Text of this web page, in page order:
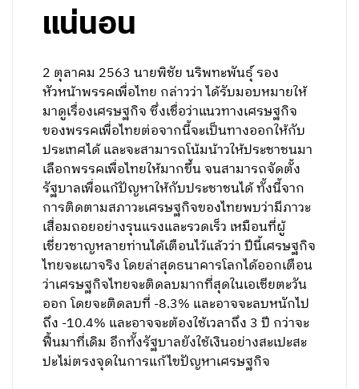
แน่นอน
2 ตุลาคม 2563 นายพิชัย นริพทะพันธุ์ รอง
หัวหน้าพรรคเพื่อไทย กล่าวว่า ได้รับมอบหมายให้
มาดูเรื่องเศรษฐกิจ ซึ่งเชื่อว่าแนวทางเศรษฐกิจ
ของพรรคเพื่อไทยต่อจากนี้จะเป็นทางออกให้กับ
ประเทศได้ และจะสามารถโน้มน้าวให้ประชาชนมา
เลือกพรรคเพื่อไทยให้มากขึ้น จนสามารถจัดตั้ง
รัฐบาลเพื่อแก้ปัญหาให้กับประชาชนได้ ทั้งนี้จาก
การติดตามสภาวะเศรษฐกิจของไทยพบว่ามีภาวะ
เสื่อมถอยอย่างรุนแรงและรวดเร็ว เหมือนที่ผู้
เชี่ยวชาญหลายท่านได้เตือนไว้แล้วว่า ปีนี้เศรษฐกิจ
ไทยจะเผาจริง โดยล่าสุดธนาคารโลกได้ออกเตือน
ว่าเศรษฐกิจไทยจะติดลบมากที่สุดในเอเชียตะวัน
ออก โดยจะติดลบที่ -8.3% และอาจจะลบหนักไป
ถึง -10.4% และอาจจะต้องใช้เวลาถึง 3 ปี กว่าจะ
ฟื้นมาที่เดิม อีกทั้งรัฐบาลยังใช้เงินอย่างสะเปะสะ
ปะไม่ตรงจุดในการแก้ไขปัญหาเศรษฐกิจ